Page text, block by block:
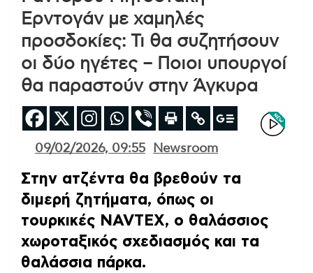
Ερντογάν με χαμηλές
προσδοκίες: Τι θα συζητήσουν
οι δύο ηγέτες – Ποιοι υπουργοί
θα παραστούν στην Άγκυρα
09/02/2026, 09:55 Newsroom
Στην ατζέντα θα βρεθούν τα
διμερή ζητήματα, όπως οι
τουρκικές NAVTEX, ο θαλάσσιος
χωροταξικός σχεδιασμός και τα
θαλάσσια πάρκα.